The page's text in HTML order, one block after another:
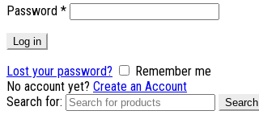
Password *
Log in
Lost your password?
Remember me
No account yet? Create an Account
Search for:
Search